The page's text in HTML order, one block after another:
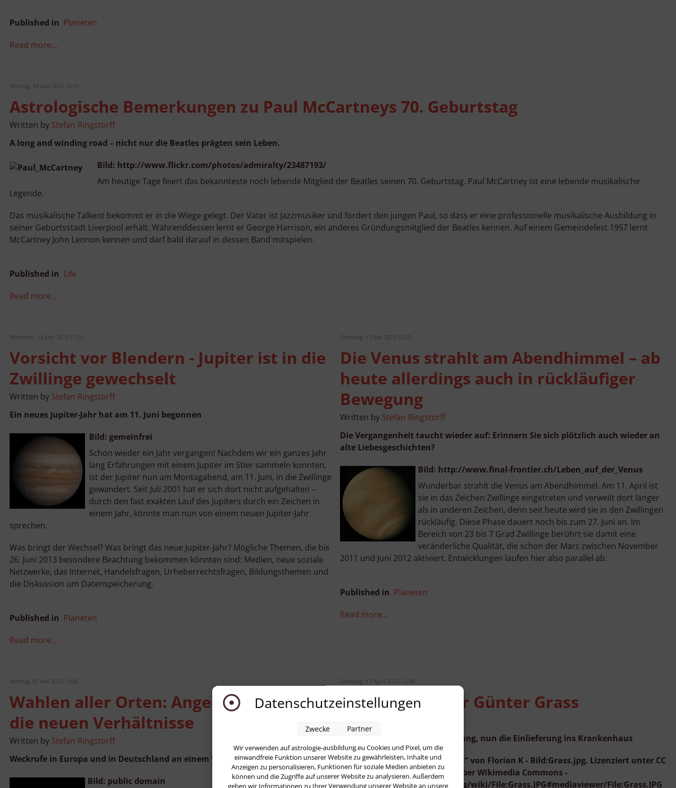
Published in Planeten
Read more...
Montag, 18 Juni 2012 12:15
Astrologische Bemerkungen zu Paul McCartneys 70. Geburtstag
Written by Stefan Ringstorff
A long and winding road – nicht nur die Beatles prägten sein Leben.
Bild: http://www.flickr.com/photos/admiralty/23487193/
Am heutige Tage feiert das bekannteste noch lebende Mitglied der Beatles seinen 70. Geburtstag. Paul McCartney ist eine lebende musikalische
Legende.
Das musikalische Talkent bekommt er in die Wiege gelegt. Der Vater ist Jazzmusiker und fördert den jungen Paul, so dass er eine professionelle musikalische Ausbildung in
seiner Geburtsstadt Liverpool erhält. Währenddessen lernt er George Harrison, ein anderes Gründungsmitglied der Beatles kennen. Auf einem Gemeindefest 1957 lernt
McCartney John Lennon kennen und darf bald darauf in dessen Band mitspielen.
Published in Life
Read more...
Mittwoch, 13 Juni 2012 11:25
Vorsicht vor Blendern - Jupiter ist in die
Zwillinge gewechselt
Written by Stefan Ringstorff
Ein neues Jupiter-Jahr hat am 11. Juni begonnen
Bild: gemeinfrei
Schon wieder ein Jahr vergangen! Nachdem wir ein ganzes Jahr
lang Erfahrungen mit einem Jupiter im Stier sammeln konnten,
ist der Jupiter nun am Montagabend, am 11. Juni, in die Zwillinge
gewandert. Seit Juli 2001 hat er sich dort nicht aufgehalten –
durch den fast exakten Lauf des Jupiters durch ein Zeichen in
einem Jahr, könnte man nun von einem neuen Jupiter-Jahr
sprechen.
Was bringt der Wechsel? Was bringt das neue Jupiter-Jahr? Mögliche Themen, die bis
26. Juni 2013 besondere Beachtung bekommen könnten sind: Medien, neue soziale
Netzwerke, das Internet, Handelsfragen, Urheberrechtsfragen, Bildungsthemen und
die Diskussion um Datenspeicherung.
Published in Planeten
Read more...
Dienstag, 15 Mai 2012 13:07
Die Venus strahlt am Abendhimmel – ab
heute allerdings auch in rückläufiger
Bewegung
Written by Stefan Ringstorff
Die Vergangenheit taucht wieder auf: Erinnern Sie sich plötzlich auch wieder an
alte Liebesgeschichten?
Bild: http://www.final-frontier.ch/Leben_auf_der_Venus
Wunderbar strahlt die Venus am Abendhimmel. Am 11. April ist
sie in das Zeichen Zwillinge eingetreten und verweilt dort länger
als in anderen Zeichen, denn seit heute wird sie in den Zwillingen
rückläufig. Diese Phase dauert noch bis zum 27. Juni an. Im
Bereich von 23 bis 7 Grad Zwillinge berührt sie damit eine
veränderliche Qualität, die schon der Mars zwischen November
2011 und Juni 2012 aktiviert. Entwicklungen laufen hier also parallel ab.
Published in Planeten
Read more...
Montag, 07 Mai 2012 13:45
Wahlen aller Orten: Angela Merkel und
die neuen Verhältnisse
Written by Stefan Ringstorff
Weckrufe in Europa und in Deutschland an einem Vollmondtag
Bild: public domain
Dienstag, 17 April 2012 12:38
Harte Zeiten für Günter Grass
Erst die Provokation und Ächtung, nun die Einlieferung ins Krankenhaus
Bild: „Grass“ von Florian K - Bild:Grass.jpg. Lizenziert unter CC
BY-SA 3.0 über Wikimedia Commons -
http://commons.wikimedia.org/wiki/File:Grass.JPG#mediaviewer/File:Grass.JPG
Datenschutzeinstellungen
Wir verwenden auf astrologie-ausbildung.eu Cookies und Pixel, um die
einwandfreie Funktion unserer Website zu gewährleisten, Inhalte und
Anzeigen zu personalisieren, Funktionen für soziale Medien anbieten zu
können und die Zugriffe auf unserer Website zu analysieren. Außerdem
geben wir Informationen zu Ihrer Verwendung unserer Website an unsere
Zwecke Partner